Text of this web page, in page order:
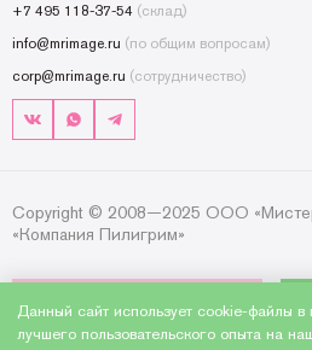
+7 495 118-37-54 (склад)
info@mrimage.ru (по общим вопросам)
corp@mrimage.ru (сотрудничество)
Copyright © 2008—2025 ООО
«Компания Пилигрим»
Данный сайт использует cookie-файлы в
лучшего пользовательского опыта на